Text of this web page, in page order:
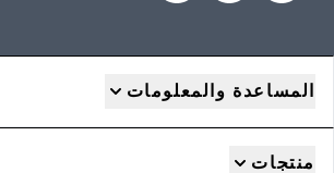
المساعدة والمعلومات
منتجات